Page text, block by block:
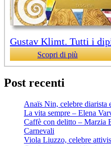
Gustav Klimt. Tutti i
Scopri di più
Post recenti
Anaïs Nin, celebre diarista
La vita sempre – Elena
Caffè con delitto – Marzia
Carnevali
Viola Liuzzo, celebre